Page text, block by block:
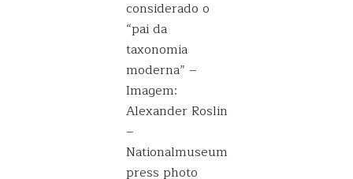
considerado o
“pai da
taxonomia
moderna” –
Imagem:
Alexander Roslin
–
Nationalmuseum
press photo